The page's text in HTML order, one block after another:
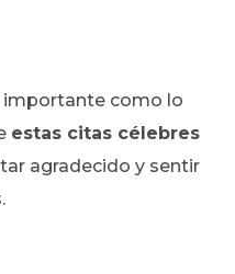
importante como lo
estas citas célebres
agradecido y sentir